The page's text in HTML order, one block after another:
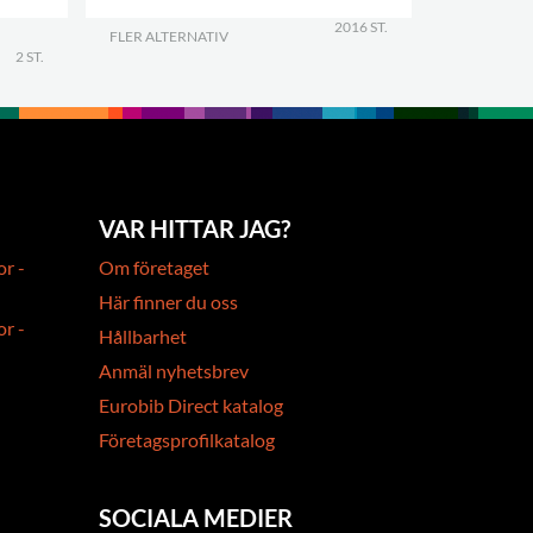
2 ST.
FLER ALTERNATIV
2016 ST.
-
-
VAR HITTAR JAG?
Om företaget
Här finner du oss
Hållbarhet
Anmäl nyhetsbrev
Eurobib Direct katalog
Företagsprofilkatalog
SOCIALA MEDIER